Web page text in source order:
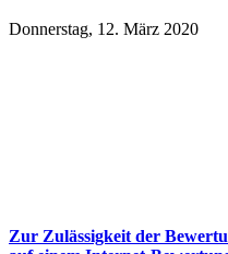
Donnerstag, 12. März 2020
Zur Zulässigkeit der